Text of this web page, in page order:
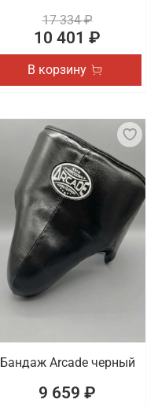
17 334 ₽
10 401 ₽
В корзину
Бандаж Arcade черный
9 659 ₽